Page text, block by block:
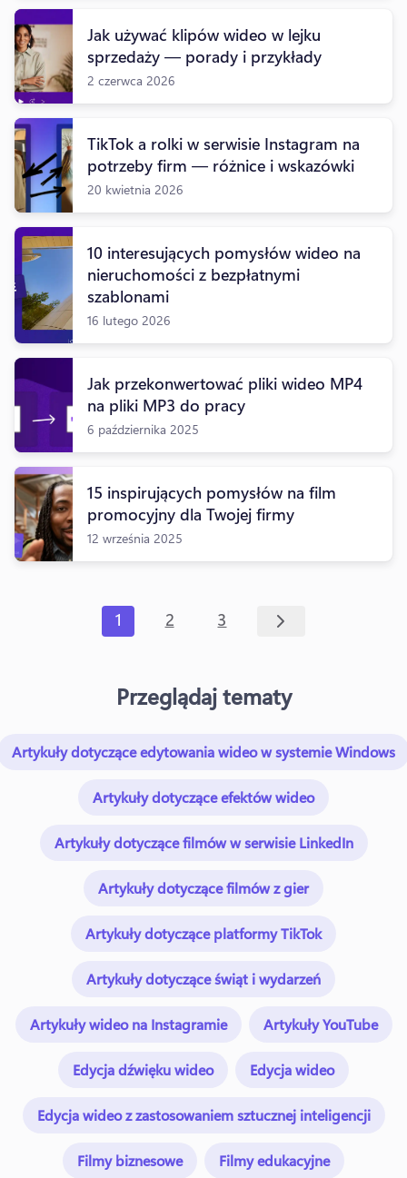
Jak używać klipów wideo w lejku
sprzedaży — porady i przykłady
2 czerwca 2026
TikTok a rolki w serwisie Instagram na
potrzeby firm — różnice i wskazówki
20 kwietnia 2026
10 interesujących pomysłów wideo na
nieruchomości z bezpłatnymi
szablonami
16 lutego 2026
Jak przekonwertować pliki wideo MP4
na pliki MP3 do pracy
6 października 2025
15 inspirujących pomysłów na film
promocyjny dla Twojej firmy
12 września 2025
1 2 3
Przeglądaj tematy
Artykuły dotyczące edytowania wideo w systemie Windows
Artykuły dotyczące efektów wideo
Artykuły dotyczące filmów w serwisie LinkedIn
Artykuły dotyczące filmów z gier
Artykuły dotyczące platformy TikTok
Artykuły dotyczące świąt i wydarzeń
Artykuły wideo na Instagramie Artykuły YouTube
Edycja dźwięku wideo Edycja wideo
Edycja wideo z zastosowaniem sztucznej inteligencji
Filmy biznesowe Filmy edukacyjne